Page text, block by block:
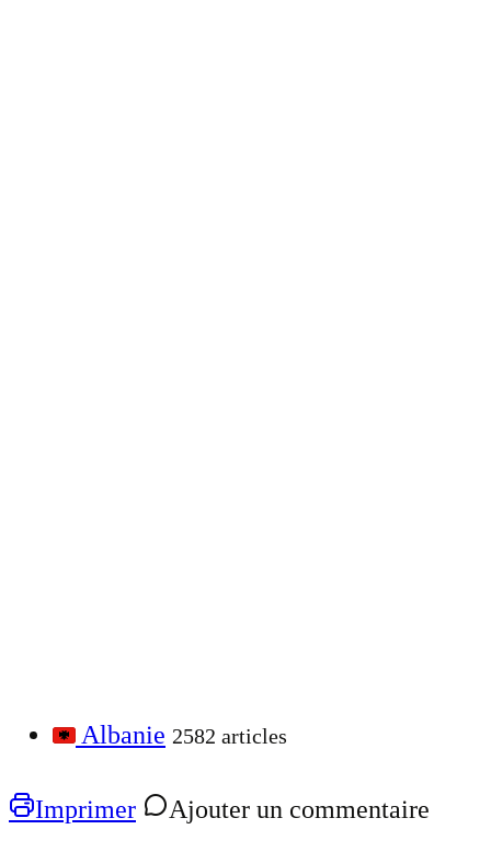
Albanie 2582 articles
Imprimer
Ajouter un commentaire